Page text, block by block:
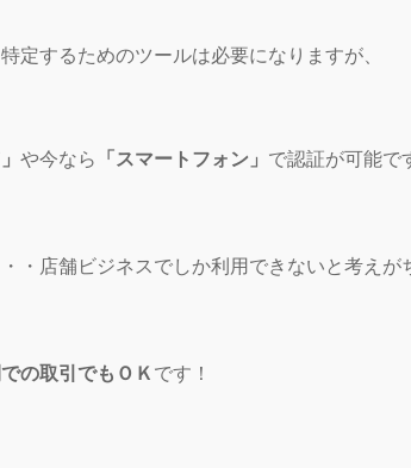
定するためのツールは必要になりますが、
や今なら 「スマートフォン」 で認証が可能で
・店舗ビジネスでしか利用できないと考えが
の取引でもＯＫ です！